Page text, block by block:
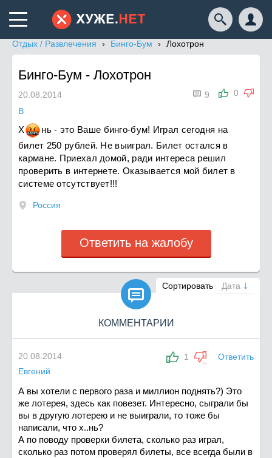
Отдых / Развлечения Бинго-Бум Лохотрон
Бинго-Бум - Лохотрон
0
 9
20.08.2014
В
Х нь - это Ваше бинго-бум! Играл сегодня на
билет 250 рублей. Не выиграл. Билет остался в
кармане. Приехал домой, ради интереса решил
проверить в интернете. Оказывается мой билет в
системе отсутствует!!!
Россия
Ответить на жалобу
Сортировать Дата

КОММЕНТАРИИ
1 Ответить
20.08.2014
Евгений
А вы хотели с первого раза и миллион поднять?) Это
же лотерея, здесь как повезет. Интересно, сыграли бы
вы в другую лотерею и не выиграли, то тоже бы
написали, что х..нь?
А по поводу проверки билета, сколько раз играл,
сколько раз потом проверял билеты, все всегда были в